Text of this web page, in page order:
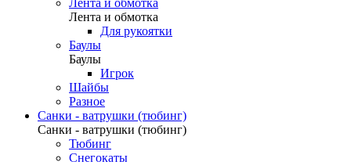
Лента и обмотка
Лента и обмотка
Для рукоятки
Баулы
Баулы
Игрок
Шайбы
Разное
Санки - ватрушки (тюбинг)
Санки - ватрушки (тюбинг)
Тюбинг
Снегокаты